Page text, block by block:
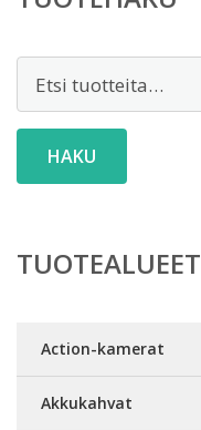
HAKU
TUOTEALUEET
Action-kamerat
Akkukahvat